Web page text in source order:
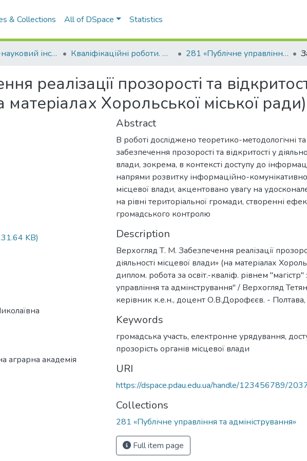
& Collections All of DSpace Statistics
Навчально-науковий інститут економіки, управління, права та інформаційних технологій Кваліфікаційні роботи. ННІ економіки, управління, права та ІТ 281 «Публічне управління та адміністрування»
реалізації прозорості та
матеріалах Хорольської міської ради)
KB)
аграрна академія
Abstract
В роботі досліджено теоретико-методологічні
забезпечення прозорості та відкритості у
влади, зокрема, в контексті доступу до
напрями розвитку інформаційно-
місцевої влади, акцентовано увагу на
на рівні територіальної громади, створенні
громадського контролю
Description
Верхогляд Т. М. Забезпечення реалізації
діяльності місцевої влади» (на матеріалах
диплом. робота за освіт.-кваліф. рівнем
управління та адмінстрування" / Верхогляд
керівник к.е.н., доцент О.В.Дорофєєв. -
Keywords
громадська участь, електронне урядування,
прозорість органів місцевої влади
URI
https://dspace.pdau.edu.ua/handle/123456789/
Collections
281 «Публічне управління та адміністрування»
Full item page